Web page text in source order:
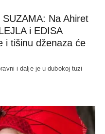
Na Ahiret
i EDISA
i tišinu dženaza će
i dalje je u dubokoj tuzi